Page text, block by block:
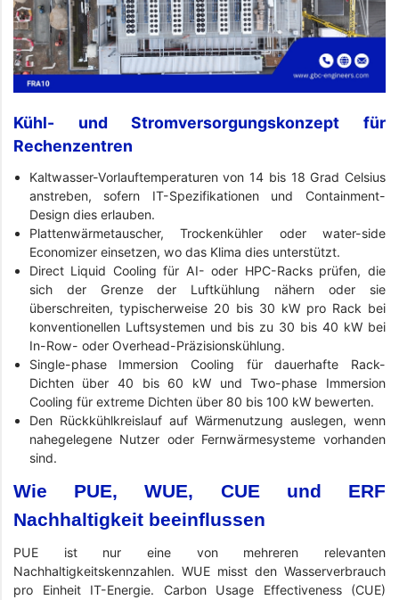
Kühl- und Stromversorgungskonzept für
Rechenzentren
Kaltwasser-Vorlauftemperaturen von 14 bis 18 Grad Celsius
anstreben, sofern IT-Spezifikationen und Containment-
Design dies erlauben.
Plattenwärmetauscher, Trockenkühler oder water-side
Economizer einsetzen, wo das Klima dies unterstützt.
Direct Liquid Cooling für AI- oder HPC-Racks prüfen, die
sich der Grenze der Luftkühlung nähern oder sie
überschreiten, typischerweise 20 bis 30 kW pro Rack bei
konventionellen Luftsystemen und bis zu 30 bis 40 kW bei
In-Row- oder Overhead-Präzisionskühlung.
Single-phase Immersion Cooling für dauerhafte Rack-
Dichten über 40 bis 60 kW und Two-phase Immersion
Cooling für extreme Dichten über 80 bis 100 kW bewerten.
Den Rückkühlkreislauf auf Wärmenutzung auslegen, wenn
nahegelegene Nutzer oder Fernwärmesysteme vorhanden
sind.
Wie PUE, WUE, CUE und ERF
Nachhaltigkeit beeinflussen
PUE ist nur eine von mehreren relevanten
Nachhaltigkeitskennzahlen. WUE misst den Wasserverbrauch
pro Einheit IT-Energie. Carbon Usage Effectiveness (CUE)